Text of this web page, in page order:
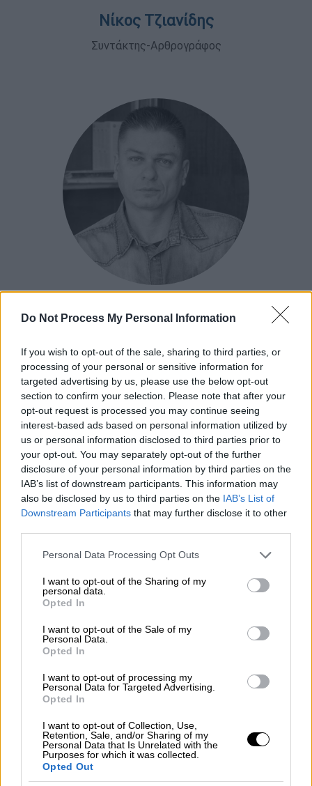
Do Not Process My Personal Information
If you wish to opt-out of the sale, sharing to third parties, or
processing of your personal or sensitive information for
targeted advertising by us, please use the below opt-out
section to confirm your selection. Please note that after your
opt-out request is processed you may continue seeing
interest-based ads based on personal information utilized by
us or personal information disclosed to third parties prior to
your opt-out. You may separately opt-out of the further
disclosure of your personal information by third parties on the
IAB’s list of downstream participants. This information may
also be disclosed by us to third parties on the IAB’s List of
Downstream Participants that may further disclose it to other
Please note that this website/app uses one or more Google
not limited to your visit or usage behaviour. You may click to
grant or deny consent to Google and its third-party tags to
use your data for below specified purposes in below Google
consent section.
Personal Data Processing Opt Outs
I want to opt-out of the Sharing of my
personal data.
Opted In
I want to opt-out of the Sale of my
Personal Data.
Opted In
I want to opt-out of processing my
Personal Data for Targeted Advertising.
Opted In
I want to opt-out of Collection, Use,
Retention, Sale, and/or Sharing of my
Personal Data that Is Unrelated with the
Purposes for which it was collected.
Opted Out
Νίκος Τζιανίδης
Συντάκτης-Αρθρογράφος
Ρωμανός Κοντογιαννίδης
Αθλητικογράφος